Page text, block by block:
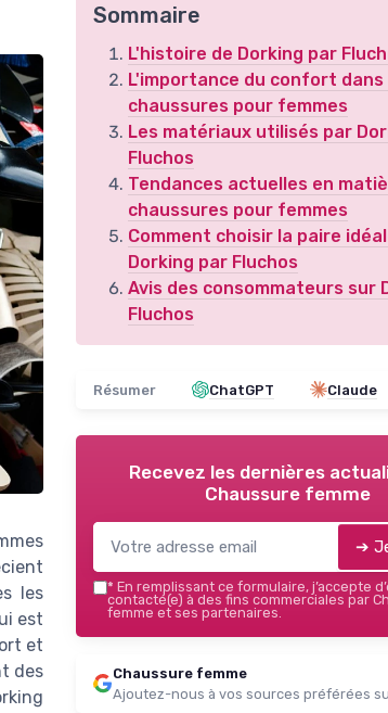
les
est
et
des
Sommaire
L'histoire de Dorking par
L'importance du confort dans
chaussures pour femmes
Les matériaux utilisés par
Fluchos
Tendances actuelles en
chaussures pour femmes
Comment choisir la paire
Dorking par Fluchos
Avis des consommateurs sur
Fluchos
Résumer ChatGPT Claude
Recevez les dernières
Chaussure femme
➔
* En remplissant ce formulaire, j’accepte
contacté(e) à des fins commerciales par
femme et ses partenaires.
Chaussure femme
Ajoutez-nous à vos sources préférées